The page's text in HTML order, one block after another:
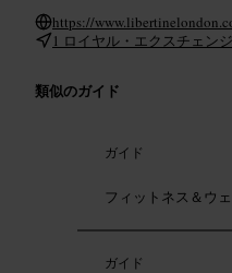
https://
1 ロイヤル・エクスチェン
類似のガイド
ガイド
フィットネス＆ウ
ガイド